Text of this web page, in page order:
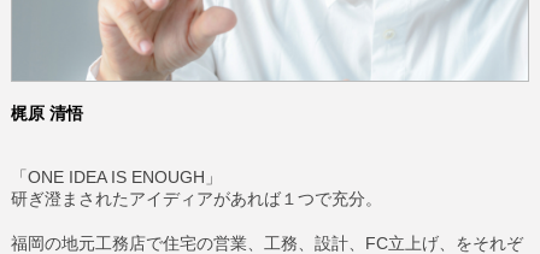
梶原 清悟
「 ONE IDEA IS ENOUGH 」
研ぎ澄まされたアイディアがあれば１つで充分。
福岡の地元工務店で住宅の営業、工務、設計、 FC立上げ、をそれぞ